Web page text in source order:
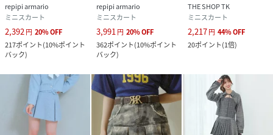
repipi armario
ミニスカート
2,392円 20%OFF
217ポイント(10%ポイント
バック)
repipi armario
ミニスカート
3,991円 20%OFF
362ポイント(10%ポイント
バック)
THE SHOP TK
ミニスカート
2,217円 44%OFF
20ポイント(1倍)